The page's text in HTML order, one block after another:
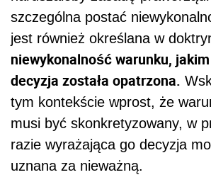
szczególna postać
jest również określana w
niewykonalność warunku,
decyzja została opatrzona.
tym kontekście wprost, że
musi być skonkretyzowany, w
razie wyrażająca go decyzja
uznana za nieważną.